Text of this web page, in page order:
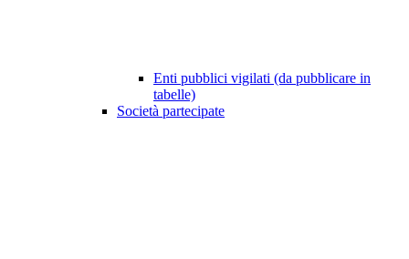
Enti pubblici vigilati (da pubblicare in
tabelle)
Società partecipate